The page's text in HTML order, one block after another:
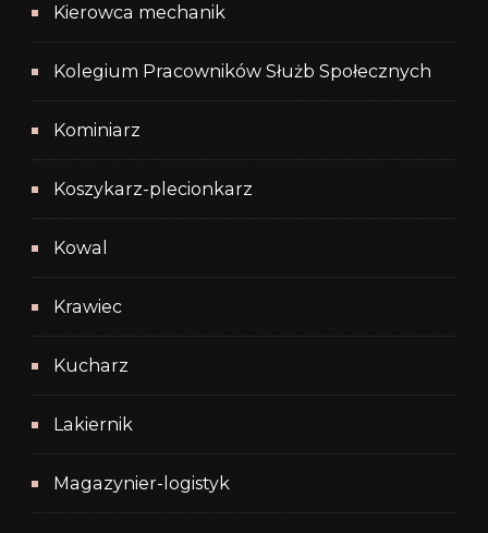
Kierowca mechanik
Kolegium Pracowników Służb Społecznych
Kominiarz
Koszykarz-plecionkarz
Kowal
Krawiec
Kucharz
Lakiernik
Magazynier-logistyk